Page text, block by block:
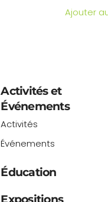
Ajouter
Activités et
Événements
Activités
Événements
Éducation